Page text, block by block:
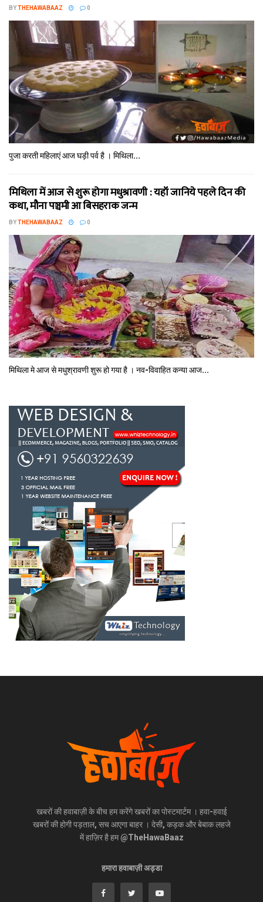
BYTHEHAWABAAZ 0
पुजा करती महिलाएं आज घड़ी पर्व है । मिथि‍ला...
मिथि‍ला में आज से शुरू होगा मधुश्रावणी : यहॉं जानिये पहले दिन की
कथा, मौना पञ्चमी आ बिसहराक जन्म
BYTHEHAWABAAZ 0
मिथि‍ला मे आज से मधुश्रावणी शुरू हो गया है । नव-विवाहित कन्‍या आज...
खबरों की हवाबाज़ी के बीच हम करेंगे खबरों का पोस्टमार्टम । हवा-हवाई
खबरों की होगी पड़ताल, सच आएगा बाहर । देसी, कड़क और बेबाक लहजे
में हाज़िर है हम @TheHawaBaaz
हमारा हवाबाज़ी अड्डा